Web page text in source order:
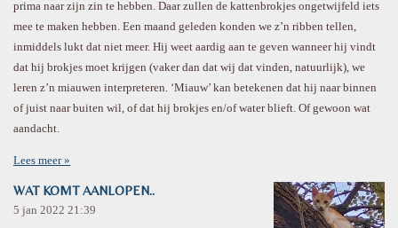
prima naar zijn zin te hebben. Daar zullen de kattenbrokjes ongetwijfeld iets
mee te maken hebben. Een maand geleden konden we z’n ribben tellen,
inmiddels lukt dat niet meer. Hij weet aardig aan te geven wanneer hij vindt
dat hij brokjes moet krijgen (vaker dan dat wij dat vinden, natuurlijk), we
leren z’n miauwen interpreteren. ‘Miauw’ kan betekenen dat hij naar binnen
of juist naar buiten wil, of dat hij brokjes en/of water blieft. Of gewoon wat
aandacht.
Lees meer »
WAT KOMT AANLOPEN..
5 jan 2022 21:39